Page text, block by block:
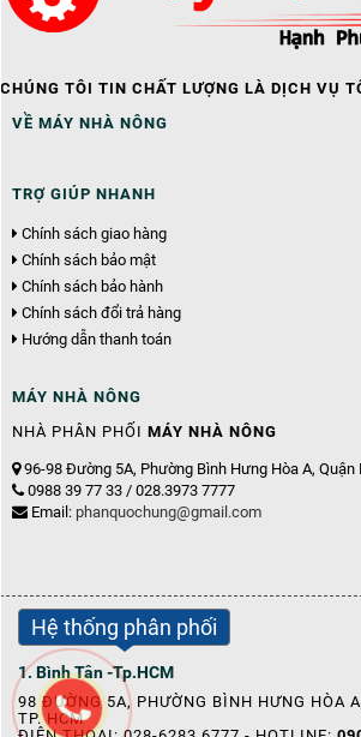
CHÚNG TÔI TIN CHẤT LƯỢNG LÀ DỊCH VỤ
VỀ MÁY NHÀ NÔNG
TRỢ GIÚP NHANH
Chính sách giao hàng
Chính sách bảo mật
Chính sách bảo hành
Chính sách đổi trả hàng
Hướng dẫn thanh toán
MÁY NHÀ NÔNG
NHÀ PHÂN PHỐI MÁY NHÀ NÔNG
96-98 Đường 5A, Phường Bình Hưng Hòa A, Quận
0988 39 77 33 / 028.3973 7777
Email: phanquochung@gmail.com
Hệ thống phân phối
1. Bình Tân -Tp.HCM
98 ĐƯỜNG 5A, PHƯỜNG BÌNH HƯNG HÒA
TP. HCM